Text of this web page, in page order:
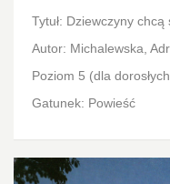
Tytuł: Dziewczyny chcą
Autor: Michalewska,
Poziom 5 (dla
Gatunek: Powieść